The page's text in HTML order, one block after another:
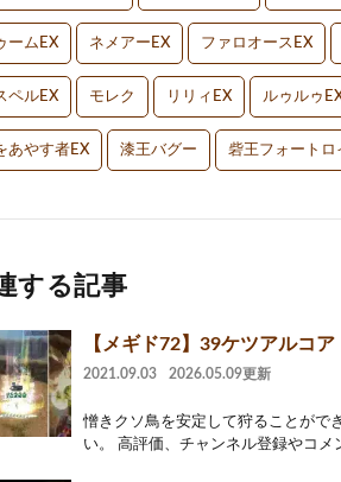
ームEX ネメアーEX ファロオースEX
ペルEX モレク リリィEX ルゥルゥ
あやす者EX 漆王バグー 砦王フォートロ
する記事
【メギド72】39ケツアルコ
2021.09.03 2026.05.09更新
憎きクソ鳥を安定して狩ることがで
い。 高評価、チャンネル登録やコメ